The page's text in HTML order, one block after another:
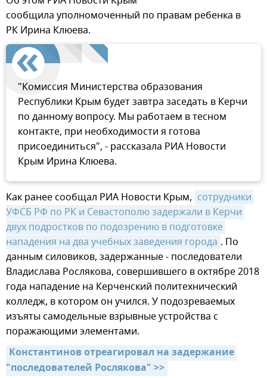
сообщила уполномоченный по правам ребенка в
РК Ирина Клюева.
"Комиссия Министерства образования
Республики Крым будет завтра заседать в Керчи
по данному вопросу. Мы работаем в тесном
контакте, при необходимости я готова
присоединиться", - рассказала РИА Новости
Крым Ирина Клюева.
Как ранее сообщал РИА Новости Крым, сотрудники
УФСБ РФ по РК и Севастополю задержали в Керчи
двух подростков по подозрению в подготовке
нападения на два учебных заведения города . По
данным силовиков, задержанные - последователи
Владислава Рослякова, совершившего в октябре 2018
года нападение на Керченский политехнический
колледж, в котором он учился. У подозреваемых
изъяты самодельные взрывные устройства с
поражающими элементами.
Константинов отреагировал на задержание
"последователей Рослякова" >>